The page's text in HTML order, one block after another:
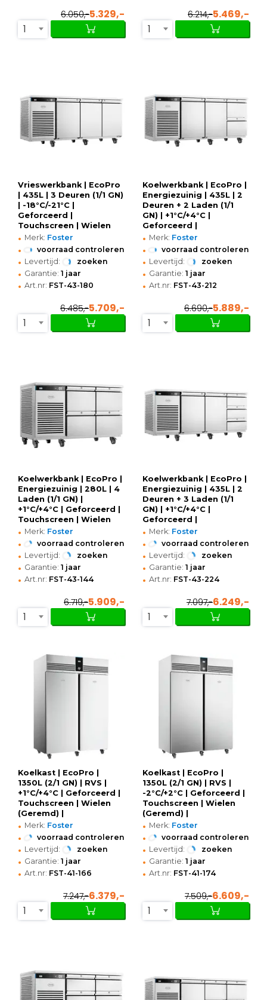
6.050,-5.329,-
1
6.214,-5.469,-
1
Vrieswerkbank | EcoPro
| 435L | 3 Deuren (1/1 GN)
| -18°C/-21°C |
Geforceerd |
Touchscreen | Wielen
(Geremd) |
1815x700x865(h)mm
• Merk: Foster
• voorraad controleren
• Levertijd: zoeken
• Garantie: 1 jaar
• Art.nr: FST-43-180
6.485,-5.709,-
1
Koelwerkbank | EcoPro |
Energiezuinig | 435L | 2
Deuren + 2 Laden (1/1
GN) | +1°C/+4°C |
Geforceerd |
Touchscreen | Wielen
(Geremd) |
1815x700x865(h)mm
• Merk: Foster
• voorraad controleren
• Levertijd: zoeken
• Garantie: 1 jaar
• Art.nr: FST-43-212
6.690,-5.889,-
1
Koelwerkbank | EcoPro |
Energiezuinig | 280L | 4
Laden (1/1 GN) |
+1°C/+4°C | Geforceerd |
Touchscreen | Wielen
(Geremd) |
1365x700x865(h)mm
• Merk: Foster
• voorraad controleren
• Levertijd: zoeken
• Garantie: 1 jaar
• Art.nr: FST-43-144
6.719,-5.909,-
1
Koelwerkbank | EcoPro |
Energiezuinig | 435L | 2
Deuren + 3 Laden (1/1
GN) | +1°C/+4°C |
Geforceerd |
Touchscreen | Wielen
(Geremd) |
1815x700x865(h)mm
• Merk: Foster
• voorraad controleren
• Levertijd: zoeken
• Garantie: 1 jaar
• Art.nr: FST-43-224
7.097,-6.249,-
1
Koelkast | EcoPro |
1350L (2/1 GN) | RVS |
+1°C/+4°C | Geforceerd |
Touchscreen | Wielen
(Geremd) |
1440x855x2080(h)mm
• Merk: Foster
• voorraad controleren
• Levertijd: zoeken
• Garantie: 1 jaar
• Art.nr: FST-41-166
7.247,-6.379,-
1
Koelkast | EcoPro |
1350L (2/1 GN) | RVS |
-2°C/+2°C | Geforceerd |
Touchscreen | Wielen
(Geremd) |
1440x855x2080(h)mm
• Merk: Foster
• voorraad controleren
• Levertijd: zoeken
• Garantie: 1 jaar
• Art.nr: FST-41-174
7.509,-6.609,-
1